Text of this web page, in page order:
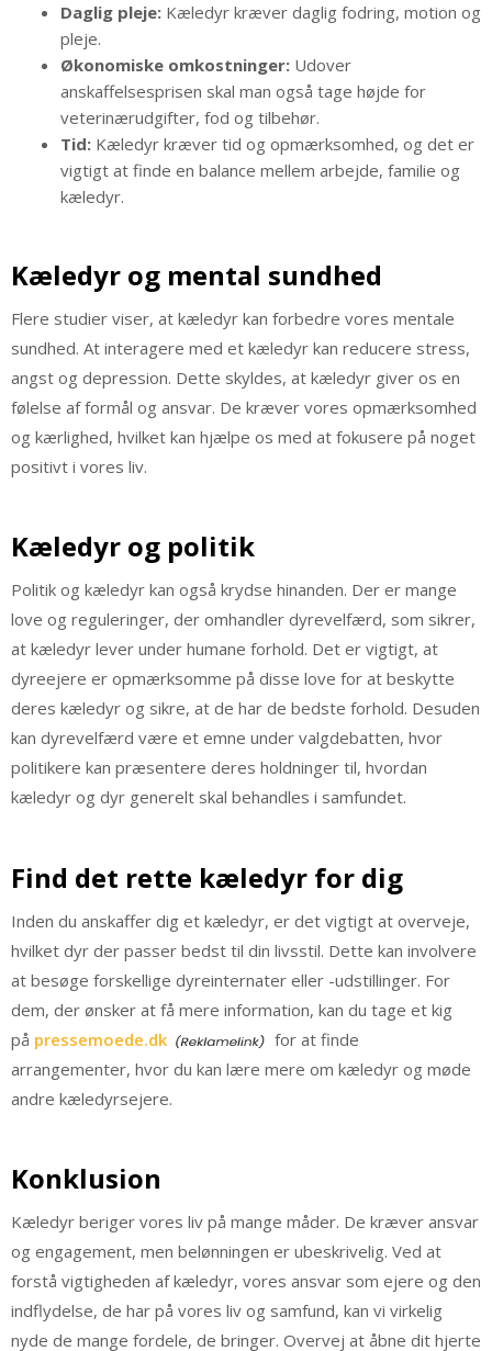
Daglig pleje: Kæledyr kræver daglig fodring, motion og
pleje.
Økonomiske omkostninger: Udover
anskaffelsesprisen skal man også tage højde for
veterinærudgifter, fod og tilbehør.
Tid: Kæledyr kræver tid og opmærksomhed, og det er
vigtigt at finde en balance mellem arbejde, familie og
kæledyr.
Kæledyr og mental sundhed
Flere studier viser, at kæledyr kan forbedre vores mentale
sundhed. At interagere med et kæledyr kan reducere stress,
angst og depression. Dette skyldes, at kæledyr giver os en
følelse af formål og ansvar. De kræver vores opmærksomhed
og kærlighed, hvilket kan hjælpe os med at fokusere på noget
positivt i vores liv.
Kæledyr og politik
Politik og kæledyr kan også krydse hinanden. Der er mange
love og reguleringer, der omhandler dyrevelfærd, som sikrer,
at kæledyr lever under humane forhold. Det er vigtigt, at
dyreejere er opmærksomme på disse love for at beskytte
deres kæledyr og sikre, at de har de bedste forhold. Desuden
kan dyrevelfærd være et emne under valgdebatten, hvor
politikere kan præsentere deres holdninger til, hvordan
kæledyr og dyr generelt skal behandles i samfundet.
Find det rette kæledyr for dig
Inden du anskaffer dig et kæledyr, er det vigtigt at overveje,
hvilket dyr der passer bedst til din livsstil. Dette kan involvere
at besøge forskellige dyreinternater eller -udstillinger. For
dem, der ønsker at få mere information, kan du tage et kig
på pressemoede.dk
for at finde
arrangementer, hvor du kan lære mere om kæledyr og møde
andre kæledyrsejere.
Konklusion
Kæledyr beriger vores liv på mange måder. De kræver ansvar
og engagement, men belønningen er ubeskrivelig. Ved at
forstå vigtigheden af kæledyr, vores ansvar som ejere og den
indflydelse, de har på vores liv og samfund, kan vi virkelig
nyde de mange fordele, de bringer. Overvej at åbne dit hjerte